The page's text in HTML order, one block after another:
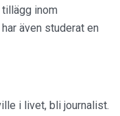
inom
även studerat en
i livet, bli journalist.